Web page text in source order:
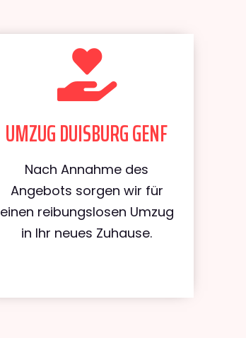
UMZUG DUISBURG GENF
Nach Annahme des
Angebots sorgen wir für
einen reibungslosen Umzug
in Ihr neues Zuhause.